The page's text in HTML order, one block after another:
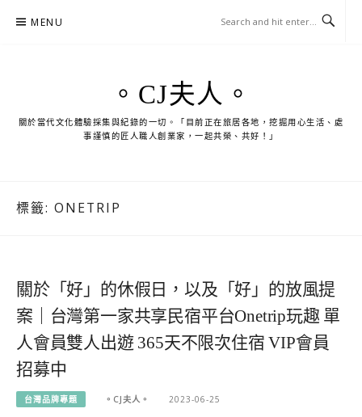
MENU
。CJ夫人。
關於當代文化體驗採集與紀錄的一切。「目前正在旅居各地，挖掘用心生活、處
事謹慎的匠人職人創業家，一起共榮、共好！」
標籤: ONETRIP
關於「好」的休假日，以及「好」的放風提
案｜台灣第一家共享民宿平台Onetrip玩趣 單
人會員雙人出遊 365天不限次住宿 VIP會員
招募中
台灣品牌專題 。CJ夫人。 2023-06-25